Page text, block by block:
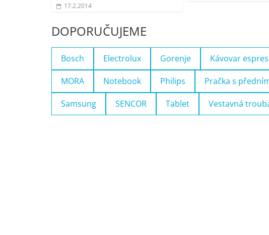
17.2.2014
DOPORUČUJEME
Bosch Electrolux Gorenje Kávovar
MORA Notebook Philips Pračka s
Samsung SENCOR Tablet Vestavná